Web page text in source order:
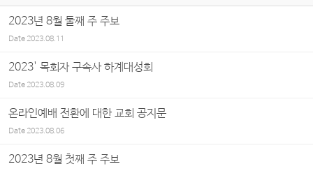
2023년 8월 둘째 주 주보
Date2023.08.11
2023' 목회자 구속사 하계대성회
Date2023.08.09
온라인예배 전환에 대한 교회 공지문
Date2023.08.06
2023년 8월 첫째 주 주보